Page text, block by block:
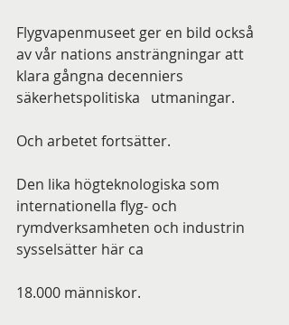
Flygvapenmuseet ger en bild också
av vår nations ansträngningar att
klara gångna decenniers
säkerhetspolitiska   utmaningar.
Och arbetet fortsätter.
Den lika högteknologiska som
internationella flyg- och
rymdverksamheten och industrin
sysselsätter här ca
18.000 människor.